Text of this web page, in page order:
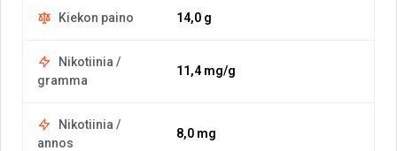
Kiekon paino 14,0 g
Nikotiinia /
gramma
11,4 mg/g
Nikotiinia /
annos
8,0 mg